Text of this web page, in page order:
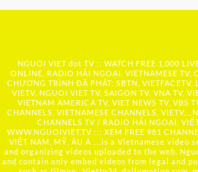
NGUOI VIET dot TV :: WATCH FREE 1,000
ONLINE, RADIO HẢI NGOẠI, VIETNAMESE TV,
CHƯƠNG TRÌNH ĐÃ PHÁT: SBTN, VIETFACETV,
VIETV, NGUOI VIET TV, SAIGON TV, VNA TV,
VIETNAM AMERICA TV, VIET NEWS TV, VBS
CHANNELS, VIETNAMESE CHANNELS, VIETV,...
CHANNELS TV / RADIO HẢI NGOẠI,
WWW.NGUOIVIET.TV ::: XEM FREE 981
VIỆT NAM, MỸ, ÂU Á ….is a Vietnamese video
and organizing videos uploaded to the web.
and contain only embed videos from legal and